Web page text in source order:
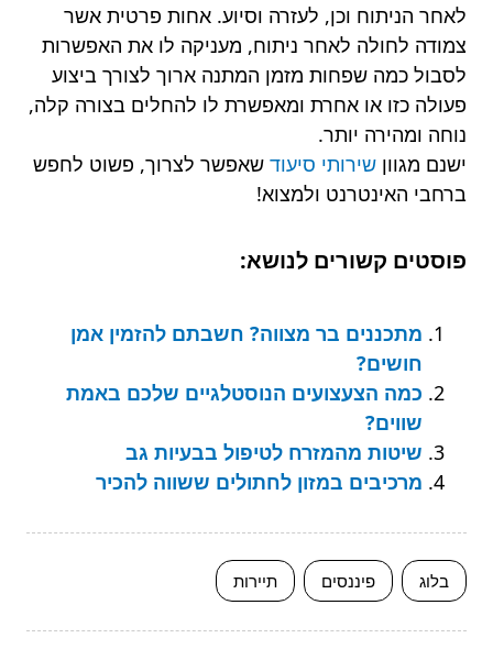
לאחר הניתוח וכן, לעזרה וסיוע. אחות פרטית אשר
צמודה לחולה לאחר ניתוח, מעניקה לו את האפשרות
לסבול כמה שפחות מזמן המתנה ארוך לצורך ביצוע
פעולה כזו או אחרת ומאפשרת לו להחלים בצורה קלה,
נוחה ומהירה יותר.
ישנם מגוון שירותי סיעוד שאפשר לצרוך, פשוט לחפש
ברחבי האינטרנט ולמצוא!
פוסטים קשורים לנושא:
מתכננים בר מצווה? חשבתם להזמין אמן
חושים?
כמה הצעצועים הנוסטלגיים שלכם באמת
שווים?
שיטות מהמזרח לטיפול בבעיות גב
מרכיבים במזון לחתולים ששווה להכיר
בלוג פיננסים תיירות